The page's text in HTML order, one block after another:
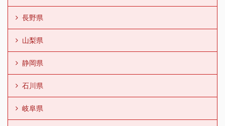
長野県
山梨県
静岡県
石川県
岐阜県